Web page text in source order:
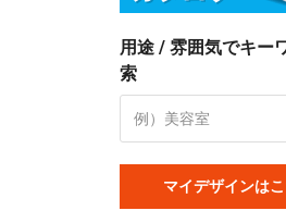
用途 / 雰囲気でキー
索
マイデザインは